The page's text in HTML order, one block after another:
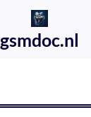
gsmdoc.nl